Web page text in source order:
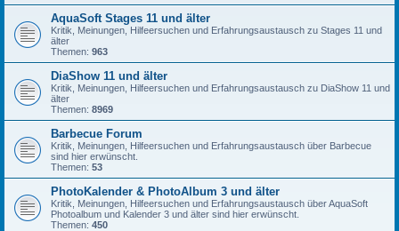
AquaSoft Stages 11 und älter
Kritik, Meinungen, Hilfeersuchen und Erfahrungsaustausch zu Stages 11 und
älter
Themen: 963
DiaShow 11 und älter
Kritik, Meinungen, Hilfeersuchen und Erfahrungsaustausch zu DiaShow 11 und
älter
Themen: 8969
Barbecue Forum
Kritik, Meinungen, Hilfeersuchen und Erfahrungsaustausch über Barbecue
sind hier erwünscht.
Themen: 53
PhotoKalender & PhotoAlbum 3 und älter
Kritik, Meinungen, Hilfeersuchen und Erfahrungsaustausch über AquaSoft
Photoalbum und Kalender 3 und älter sind hier erwünscht.
Themen: 450